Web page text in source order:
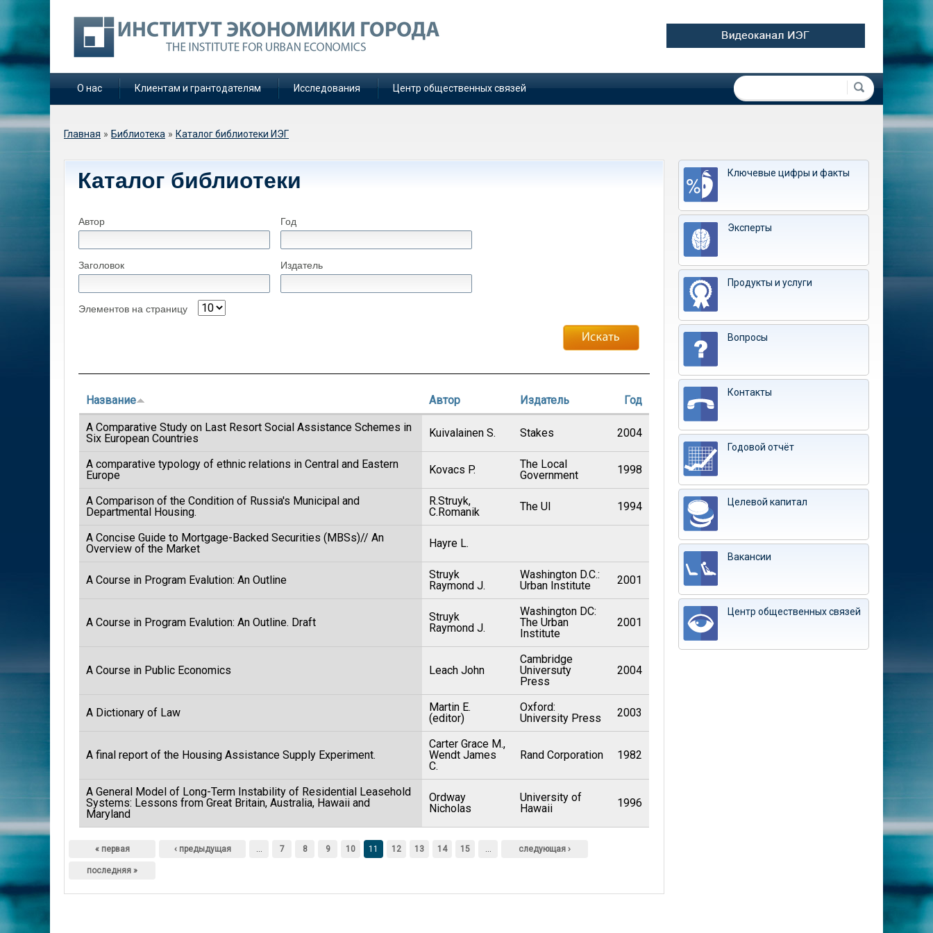
О нас Клиентам и грантодателям Исследования Центр общественных связей Форма поиска
Поиск
Вы здесь
Главная » Библиотека » Каталог библиотеки ИЭГ
Каталог библиотеки
Автор Год
Заголовок Издатель
Элементов на страницу
Название Автор Издатель Год
A Comparative Study on Last Resort Social Assistance Schemes in
Six European Countries
Kuivalainen S. Stakes 2004
A comparative typology of ethnic relations in Central and Eastern
Europe
Kovacs P.
The Local
Government
1998
A Comparison of the Condition of Russia's Municipal and
Departmental Housing.
R.Struyk,
C.Romanik
The UI 1994
A Concise Guide to Mortgage-Backed Securities (MBSs)// An
Overview of the Market
Hayre L.
A Course in Program Evalution: An Outline
Struyk
Raymond J.
Washington D.C.:
Urban Institute
2001
A Course in Program Evalution: An Outline. Draft
Struyk
Raymond J.
Washington DC:
The Urban
Institute
2001
A Course in Public Economics Leach John
Cambridge
Universuty
Press
2004
A Dictionary of Law
Martin E.
(editor)
Oxford:
University Press
2003
A final report of the Housing Assistance Supply Experiment.
Carter Grace M.,
Wendt James
C.
Rand Corporation 1982
A General Model of Long-Term Instability of Residential Leasehold
Systems: Lessons from Great Britain, Australia, Hawaii and
Maryland
Ordway
Nicholas
University of
Hawaii
1996
« первая ‹ предыдущая … 7 8 9 10 11 12 13 14 15 … следующая ›
последняя »
Ключевые цифры и факты
Эксперты
Продукты и услуги
Вопросы
Контакты
Годовой отчёт
Целевой капитал
Вакансии
Центр общественных связей